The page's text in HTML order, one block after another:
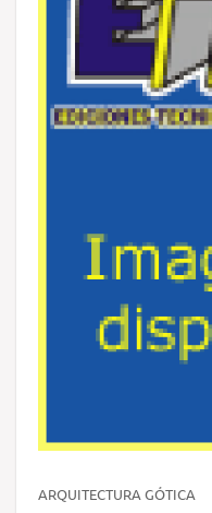
ARQUITECTURA GÓTICA